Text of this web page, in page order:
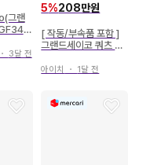
그랜
・ 3달 전
5%208만원
[ 작동/부속품 포함 ]
그랜드세이코 쿼츠 손
아이치 ・ 1달 전